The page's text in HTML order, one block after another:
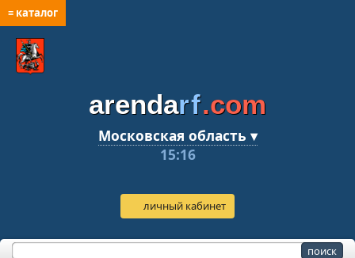
≡ каталог
arendarf.com
Московская область ▾
15:16
личный кабинет